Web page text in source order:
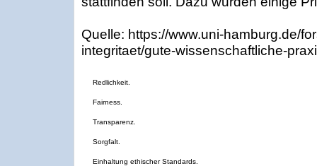
Quelle: https://www.uni-hamburg.de/
integritaet/gute-wissenschaftliche-
Redlichkeit.
Fairness.
Transparenz.
Sorgfalt.
Einhaltung ethischer Standards.